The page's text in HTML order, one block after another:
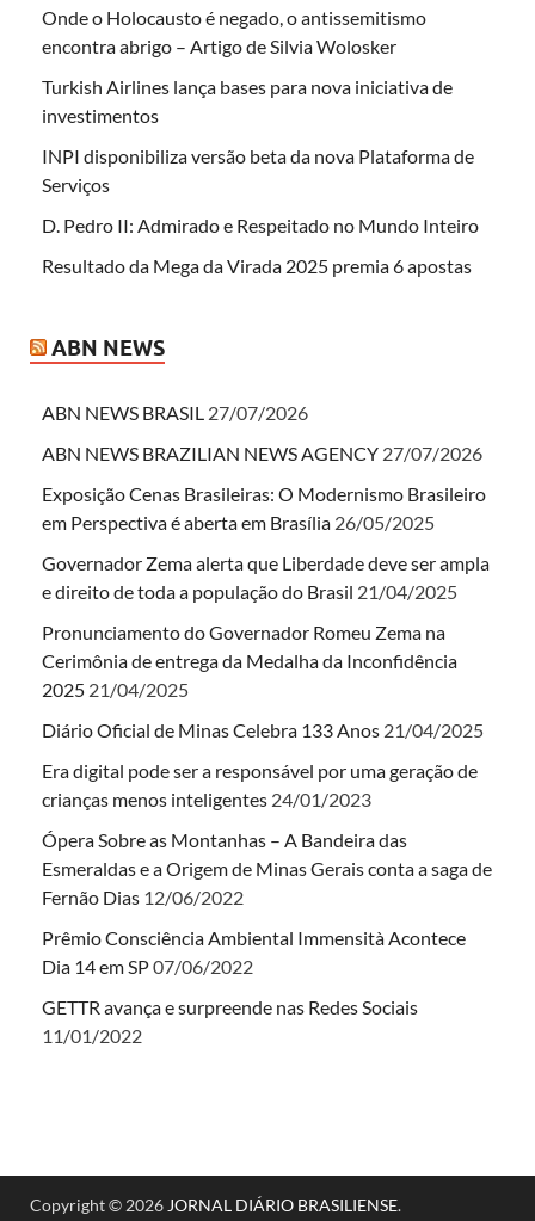
Onde o Holocausto é negado, o antissemitismo
encontra abrigo – Artigo de Silvia Wolosker
Turkish Airlines lança bases para nova iniciativa de
investimentos
INPI disponibiliza versão beta da nova Plataforma de
Serviços
D. Pedro II: Admirado e Respeitado no Mundo Inteiro
Resultado da Mega da Virada 2025 premia 6 apostas
ABN NEWS
ABN NEWS BRASIL 27/07/2026
ABN NEWS BRAZILIAN NEWS AGENCY 27/07/2026
Exposição Cenas Brasileiras: O Modernismo Brasileiro
em Perspectiva é aberta em Brasília 26/05/2025
Governador Zema alerta que Liberdade deve ser ampla
e direito de toda a população do Brasil 21/04/2025
Pronunciamento do Governador Romeu Zema na
Cerimônia de entrega da Medalha da Inconfidência
2025 21/04/2025
Diário Oficial de Minas Celebra 133 Anos 21/04/2025
Era digital pode ser a responsável por uma geração de
crianças menos inteligentes 24/01/2023
Ópera Sobre as Montanhas – A Bandeira das
Esmeraldas e a Origem de Minas Gerais conta a saga de
Fernão Dias 12/06/2022
Prêmio Consciência Ambiental Immensità Acontece
Dia 14 em SP07/06/2022
GETTR avança e surpreende nas Redes Sociais
11/01/2022
Copyright © 2026 JORNAL DIÁRIO BRASILIENSE.